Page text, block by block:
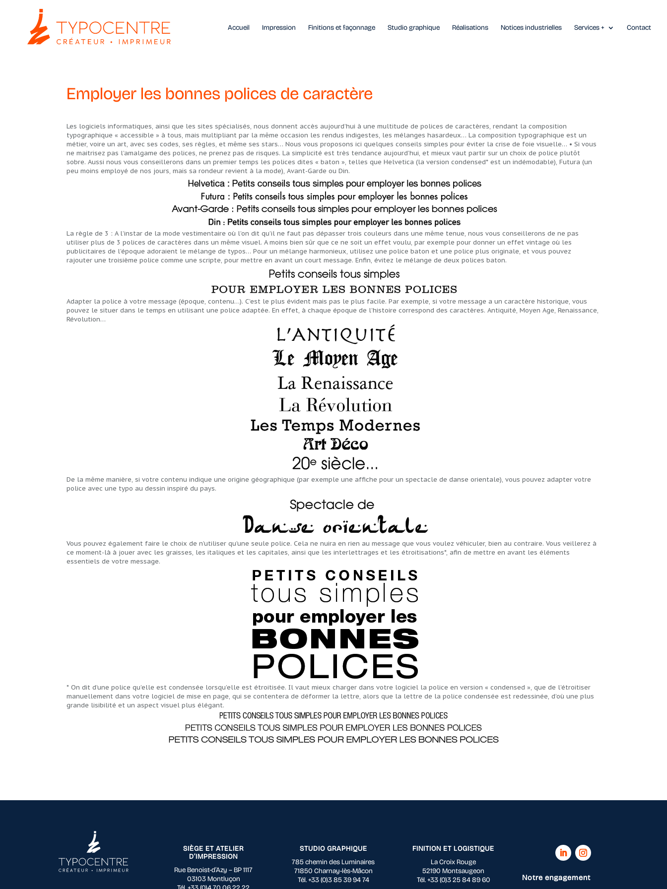
Accueil Impression Finitions et façonnage Studio graphique Réalisations Notices industrielles Services + Contact
Employer les bonnes polices de caractère
Les logiciels informatiques, ainsi que les sites spécialisés, nous donnent accès aujourd’hui à une multitude de polices de caractères, rendant la composition
typographique « accessible » à tous, mais multipliant par la même occasion les rendus indigestes, les mélanges hasardeux… La composition typographique est un
métier, voire un art, avec ses codes, ses règles, et même ses stars… Nous vous proposons ici quelques conseils simples pour éviter la crise de foie visuelle… • Si vous
ne maitrisez pas l’amalgame des polices, ne prenez pas de risques. La simplicité est très tendance aujourd’hui, et mieux vaut partir sur un choix de police plutôt
sobre. Aussi nous vous conseillerons dans un premier temps les polices dites « baton », telles que Helvetica (la version condensed* est un indémodable), Futura (un
peu moins employé de nos jours, mais sa rondeur revient à la mode), Avant-Garde ou Din.
La règle de 3 : A l’instar de la mode vestimentaire où l’on dit qu’il ne faut pas dépasser trois couleurs dans une même tenue, nous vous conseillerons de ne pas
utiliser plus de 3 polices de caractères dans un même visuel. A moins bien sûr que ce ne soit un effet voulu, par exemple pour donner un effet vintage où les
publicitaires de l’époque adoraient le mélange de typos… Pour un mélange harmonieux, utilisez une police baton et une police plus originale, et vous pouvez
rajouter une troisième police comme une scripte, pour mettre en avant un court message. Enfin, évitez le mélange de deux polices baton.
Adapter la police à votre message (époque, contenu…). C’est le plus évident mais pas le plus facile. Par exemple, si votre message a un caractère historique, vous
pouvez le situer dans le temps en utilisant une police adaptée. En effet, à chaque époque de l’histoire correspond des caractères. Antiquité, Moyen Age, Renaissance,
Révolution…
De la même manière, si votre contenu indique une origine géographique (par exemple une affiche pour un spectacle de danse orientale), vous pouvez adapter votre
police avec une typo au dessin inspiré du pays.
Vous pouvez également faire le choix de n’utiliser qu’une seule police. Cela ne nuira en rien au message que vous voulez véhiculer, bien au contraire. Vous veillerez à
ce moment-là à jouer avec les graisses, les italiques et les capitales, ainsi que les interlettrages et les étroitisations*, afin de mettre en avant les éléments
essentiels de votre message.
* On dit d’une police qu’elle est condensée lorsqu’elle est étroitisée. Il vaut mieux charger dans votre logiciel la police en version « condensed », que de l’étroitiser
manuellement dans votre logiciel de mise en page, qui se contentera de déformer la lettre, alors que la lettre de la police condensée est redessinée, d’où une plus
grande lisibilité et un aspect visuel plus élégant.
SIÈGE ET ATELIER
D’IMPRESSION
Rue Benoist-d’Azy – BP 1117
03103 Montluçon
STUDIO GRAPHIQUE
785 chemin des Luminaires
71850 Charnay-lès-Mâcon
Tél. +33 (0)3 85 39 94 74
FINITION ET LOGISTIQUE
La Croix Rouge
52190 Montsaugeon
Tél. +33 (0)3 25 84 89 60
Notre engagement